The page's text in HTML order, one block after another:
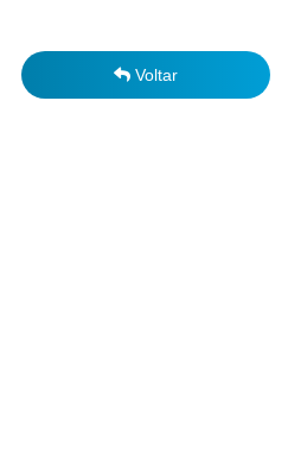
Voltar